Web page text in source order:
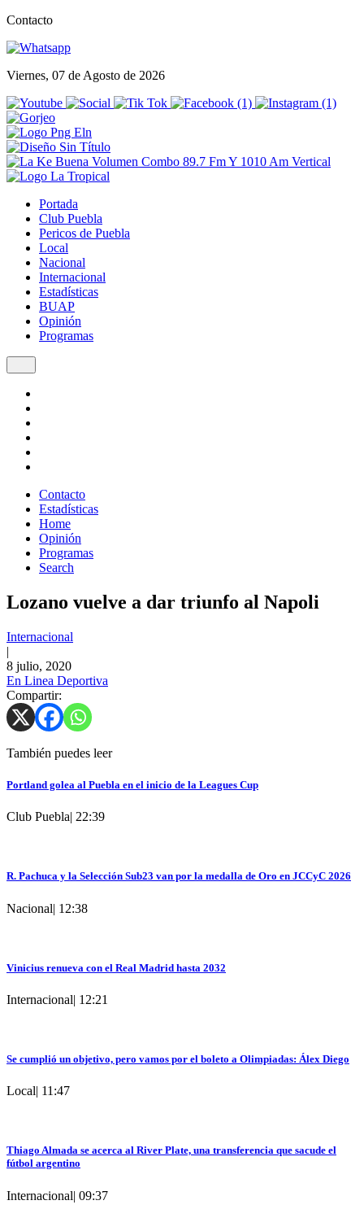
Contacto
Viernes, 07 de Agosto de 2026
Portada
Club Puebla
Pericos de Puebla
Local
Nacional
Internacional
Estadísticas
BUAP
Opinión
Programas
Contacto
Estadísticas
Home
Opinión
Programas
Search
Lozano vuelve a dar triunfo al Napoli
Internacional
|
8 julio, 2020
En Linea Deportiva
Compartir:
También puedes leer
Portland golea al Puebla en el inicio de la Leagues Cup
Club Puebla| 22:39
R. Pachuca y la Selección Sub23 van por la medalla de Oro en JCCyC 2026
Nacional| 12:38
Vinicius renueva con el Real Madrid hasta 2032
Internacional| 12:21
Se cumplió un objetivo, pero vamos por el boleto a Olimpiadas: Álex Diego
Local| 11:47
Thiago Almada se acerca al River Plate, una transferencia que sacude el
fútbol argentino
Internacional| 09:37